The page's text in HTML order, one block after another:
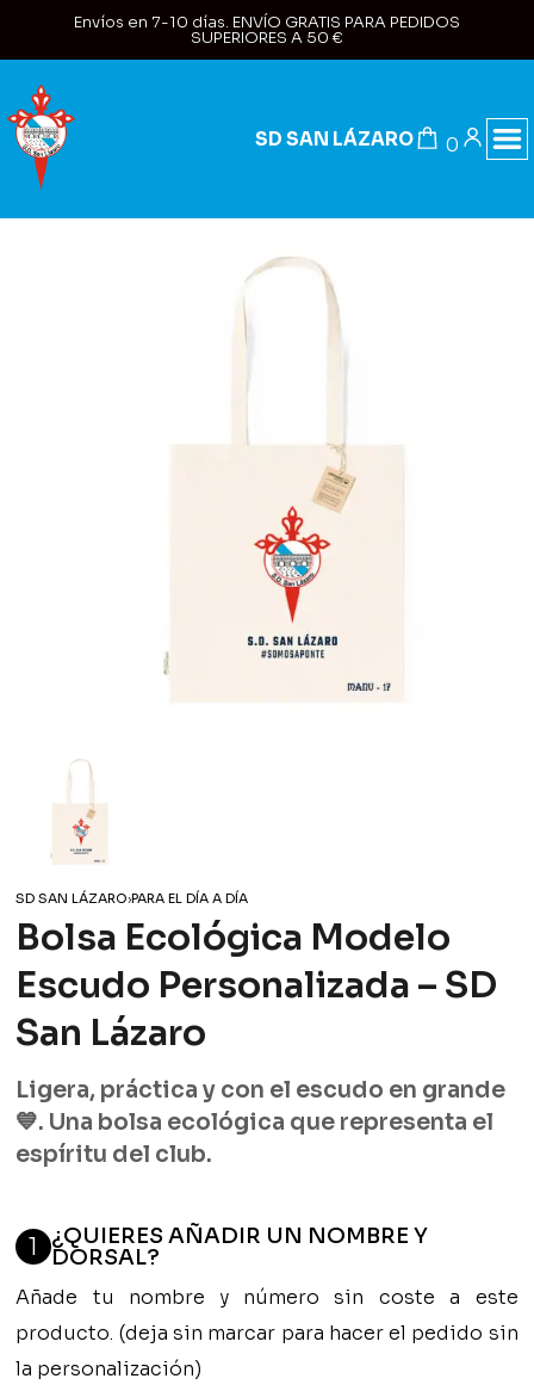
Envíos en 7-10 días. ENVÍO GRATIS PARA PEDIDOS
SUPERIORES A 50 €
SD SAN LÁZARO 0
SD SAN LÁZARO›PARA EL DÍA A DÍA
Bolsa Ecológica Modelo
Escudo Personalizada – SD
San Lázaro
Ligera, práctica y con el escudo en grande
💙. Una bolsa ecológica que representa el
espíritu del club.
1
¿QUIERES AÑADIR UN NOMBRE Y
DORSAL?
Añade tu nombre y número sin coste a este
producto. (deja sin marcar para hacer el pedido sin
la personalización)